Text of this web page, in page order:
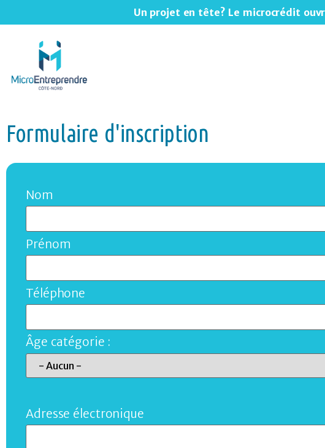
Un projet en tête? Le microcrédit
Formulaire d'inscription
Nom
Prénom
Téléphone
Âge catégorie :
Adresse électronique